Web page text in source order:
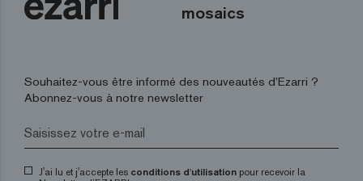
mosaics
Souhaitez-vous être informé des nouveautés d’Ezarri ?
Abonnez-vous à notre newsletter
J'ai lu et j'accepte les conditions d'utilisation pour recevoir la